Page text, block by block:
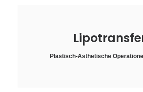
Plastisch-Ästhetische